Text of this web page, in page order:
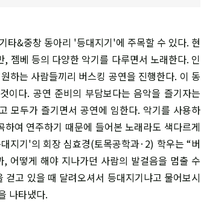
타&중창 동아리 '등대지기'에 주목할 수 있다. 현
젬베 등의 다양한 악기를 다루면서 노래한다. 인
하는 사람들끼리 버스킹 공연을 진행한다. 이 동
이다. 공연 준비의 부담보다는 음악을 즐기자는
모두가 즐기면서 공연에 임한다. 악기를 사용하
여 연주하기 때문에 들어본 노래라도 색다르게
지기'의 회장 심효경(토목공학과·2) 학우는 “버
어떻게 해야 지나가던 사람의 발걸음을 멈출 수
고 있을 때 달려오셔서 등대지기냐고 물어보시
나타냈다.